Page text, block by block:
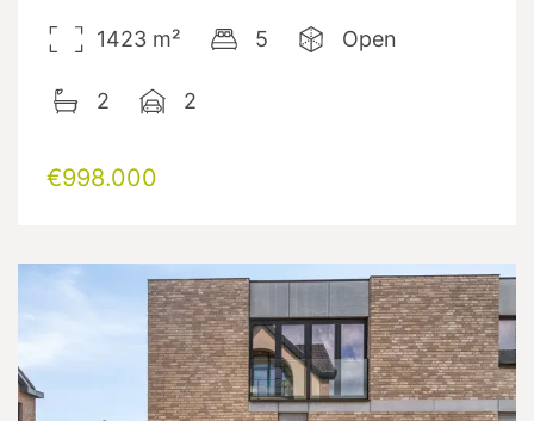
1423 m² 5 Open
2 2
€998.000